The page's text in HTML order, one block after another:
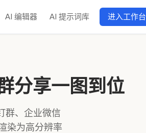
AI 编辑器 AI 提示词库 进入工作台
分享一图到位
群、企业微信
染为高分辨率